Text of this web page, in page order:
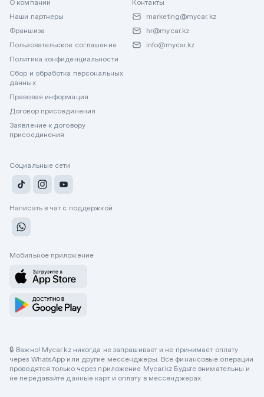
О компании
Наши партнеры
Франшиза
Пользовательское соглашение
Политика конфиденциальности
Сбор и обработка персональных
данных
Правовая информация
Договор присоединения
Заявление к договору
присоединения
Контакты
marketing@mycar.kz
hr@mycar.kz
info@mycar.kz
Социальные сети
Написать в чат с поддержкой
Мобильное приложение
🔒 Важно! Mycar.kz никогда не запрашивает и не принимает оплату
через WhatsApp или другие мессенджеры. Все финансовые операции
проводятся только через приложение Mycar.kz Будьте внимательны и
не передавайте данные карт и оплату в мессенджерах.